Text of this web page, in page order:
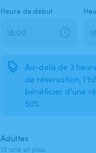
Heure de début
Au-delà de 3
de réservation,
bénéficier d’une
50%.
Adultes
13 ans et plus